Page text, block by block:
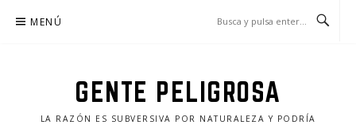
MENÚ
GENTE PELIGROSA
LA RAZÓN ES SUBVERSIVA POR NATURALEZA Y PODRÍA